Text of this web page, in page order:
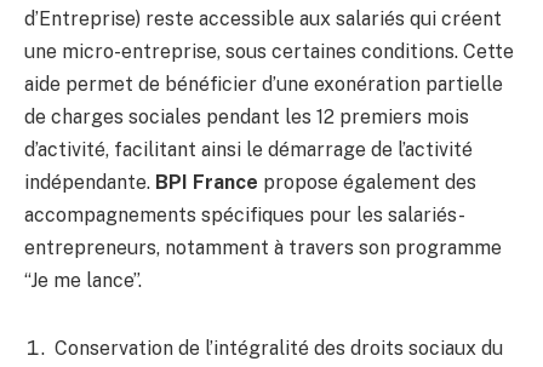
d’Entreprise) reste accessible aux salariés qui créent
une micro-entreprise, sous certaines conditions. Cette
aide permet de bénéficier d’une exonération partielle
de charges sociales pendant les 12 premiers mois
d’activité, facilitant ainsi le démarrage de l’activité
indépendante. BPI France propose également des
accompagnements spécifiques pour les salariés-
entrepreneurs, notamment à travers son programme
“Je me lance”.
Conservation de l’intégralité des droits sociaux du